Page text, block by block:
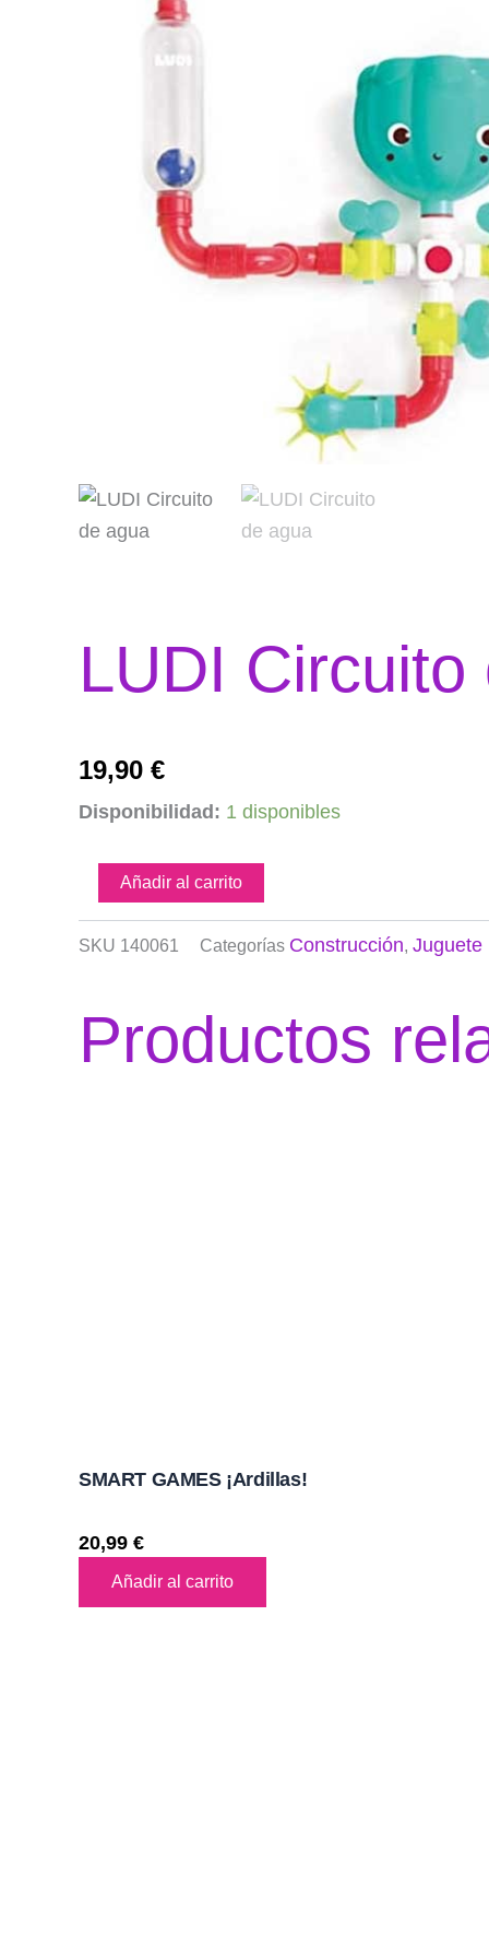
LUDI Circuito
19,90 €
Disponibilidad: 1 disponibles
LUDI
Circuito
cantidad
Añadir al carrito
SKU 140061 Categorías Construcción, Juguete
Productos
SMART GAMES ¡Ardillas!
20,99 €
Añadir al carrito